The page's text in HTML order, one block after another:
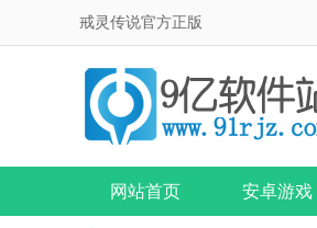
戒灵传说官方正版
网站首页 安卓游戏